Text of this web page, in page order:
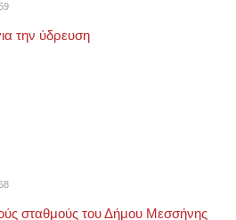
την ύδρευση
σταθμούς του Δήμου Μεσσήνης